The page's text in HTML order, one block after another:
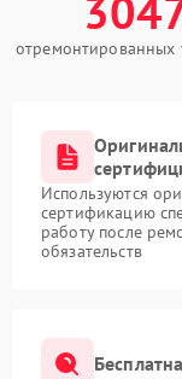
отремонтированных
Используются
сертификацию
работу после
обязательств